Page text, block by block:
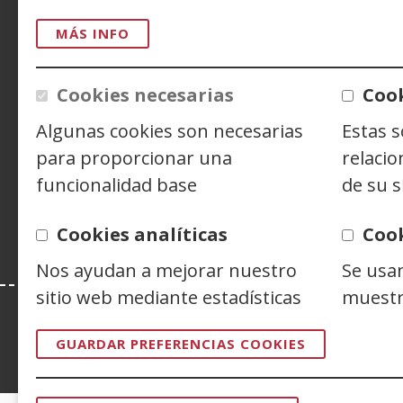
MÁS INFO
Cookies necesarias
Algunas cookies son necesarias
para proporcionar una
funcionalidad base
Estas
de su
Cookies analíticas
Nos ayudan a mejorar nuestro
sitio web mediante estadísticas
Se
GUARDAR PREFERENCIAS COOKIES
ACCESIBILIDAD
CONTACTO
Siguenos en: Twitter
(Abre
ventana)
(Abre
en
Esta web se ajusta a lo establecido en